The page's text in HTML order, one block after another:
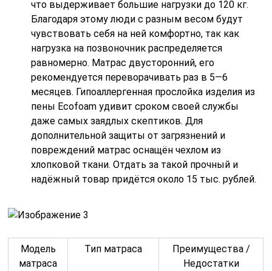
что выдерживает большие нагрузки до 120 кг.
Благодаря этому люди с разным весом будут
чувствовать себя на ней комфортно, так как
нагрузка на позвоночник распределяется
равномерно. Матрас двусторонний, его
рекомендуется переворачивать раз в 5—6
месяцев. Гипоаллергенная прослойка изделия из
пены Ecofoam удивит сроком своей службы
даже самых заядлых скептиков. Для
дополнительной защиты от загрязнений и
повреждений матрас оснащён чехлом из
хлопковой ткани. Отдать за такой прочный и
надёжный товар придётся около 15 тыс. рублей.
Модель
матраса
Тип матраса
Преимущества /
Недостатки